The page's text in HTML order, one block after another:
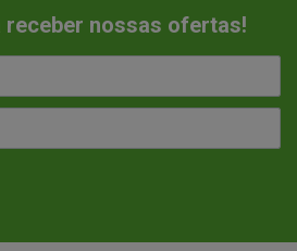
receber nossas ofertas!